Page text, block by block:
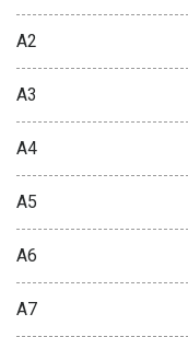
A2
A3
A4
A5
A6
A7